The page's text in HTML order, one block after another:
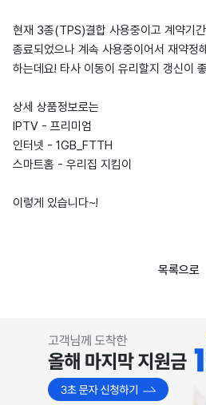
현재 3종(TPS)결합 사용중이고 계약기
종료되었으나 계속 사용중이어서 재약정
하는데요! 타사 이동이 유리할지 갱신이
상세 상품정보로는
IPTV - 프리미엄
인터넷 - 1GB_FTTH
스마트홈 - 우리집 지킴이
이렇게 있습니다~!
목록으로